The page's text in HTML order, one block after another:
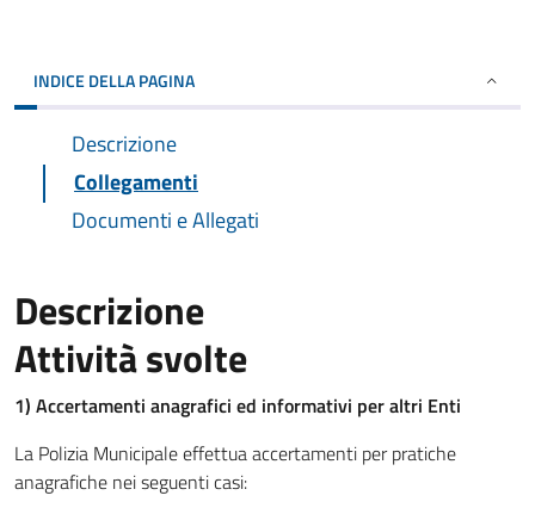
INDICE DELLA PAGINA
Descrizione
Collegamenti
Documenti e Allegati
Descrizione
Attività svolte
1) Accertamenti anagrafici ed informativi per altri Enti
La Polizia Municipale effettua accertamenti per pratiche
anagrafiche nei seguenti casi: